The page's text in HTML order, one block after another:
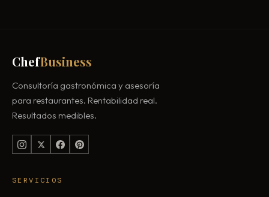
ChefBusiness
Consultoría gastronómica y asesoría
para restaurantes. Rentabilidad real.
Resultados medibles.
SERVICIOS